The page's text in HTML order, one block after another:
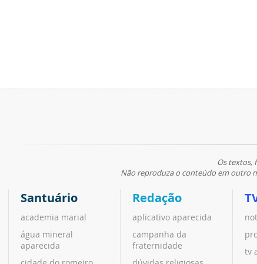
Os textos,
Não reproduza o conteúdo em outro
Santuário
academia marial
água mineral
aparecida
Redação
aplicativo aparecida
campanha da
fraternidade
tv